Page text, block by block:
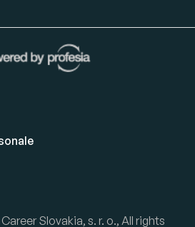
Slovakia, s. r. o., All rights